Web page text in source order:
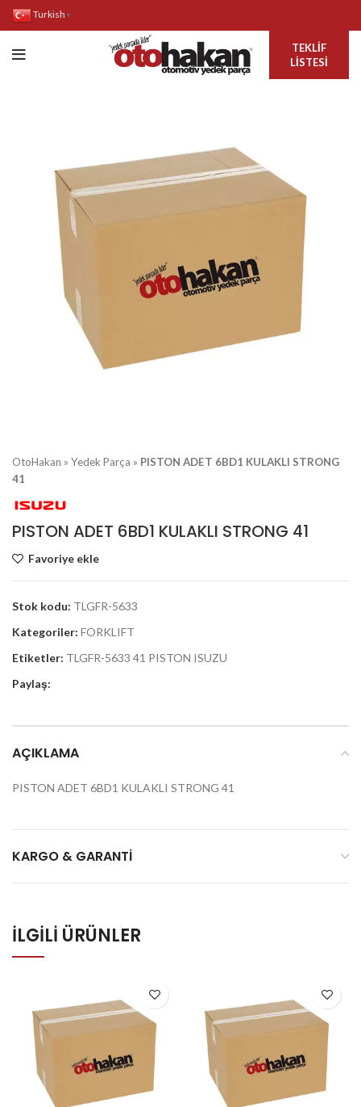
Turkish ▼
TEKLIF
LISTESI
OtoHakan » Yedek Parça » PISTON ADET 6BD1 KULAKLI STRONG
41
PISTON ADET 6BD1 KULAKLI STRONG 41
Favoriye ekle
Stok kodu: TLGFR-5633
Kategoriler: FORKLIFT
Etiketler: TLGFR-5633 41 PISTON ISUZU
Paylaş:
AÇIKLAMA
PISTON ADET 6BD1 KULAKLI STRONG 41
KARGO & GARANTI
İLGILI ÜRÜNLER